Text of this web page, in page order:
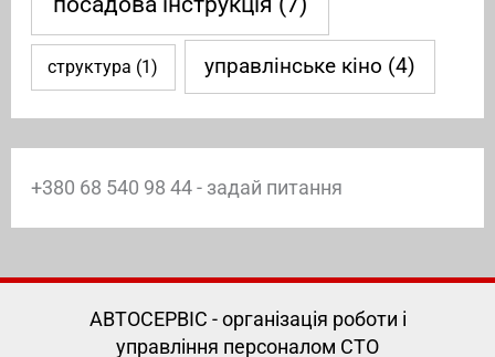
структура (1) управлінське кіно (4)
+380 68 540 98 44 - задай питання
АВТОСЕРВІС - організація роботи і
управління персоналом СТО